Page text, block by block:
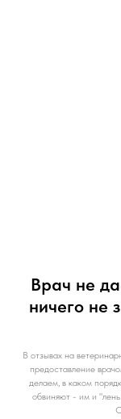
Врач не
ничего не
В отзывах на
предоставление
делаем, в каком
обвиняют - им и